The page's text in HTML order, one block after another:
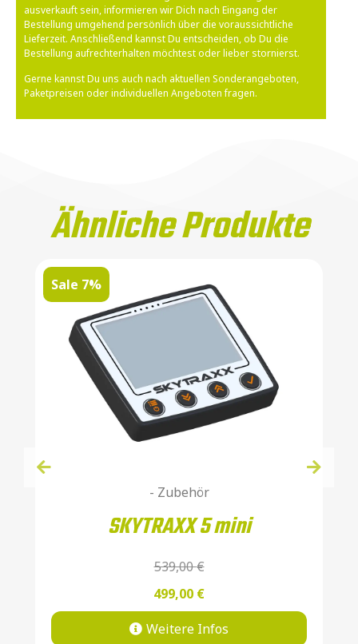
ausverkauft sein, informieren wir Dich nach Eingang der
Bestellung umgehend persönlich über die voraussichtliche
Lieferzeit. Anschließend kannst Du entscheiden, ob Du die
Bestellung aufrechterhalten möchtest oder lieber stornierst.
Gerne kannst Du uns auch nach aktuellen Sonderangeboten,
Paketpreisen oder individuellen Angeboten fragen.
Ähnliche Produkte
Sale 7%
- Zubehör
SKYTRAXX 5 mini
539,00€
499,00 €
Weitere Infos